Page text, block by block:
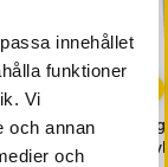
innehållet
funktioner
Vi
och annan
och
-